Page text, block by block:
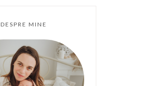
DESPRE MINE